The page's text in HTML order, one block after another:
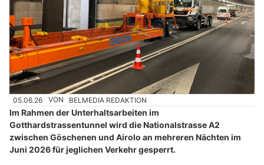
05.06.26 VON BELMEDIA REDAKTION
Im Rahmen der Unterhaltsarbeiten im
Gotthardstrassentunnel wird die Nationalstrasse A2
zwischen Göschenen und Airolo an mehreren Nächten im
Juni 2026 für jeglichen Verkehr gesperrt.